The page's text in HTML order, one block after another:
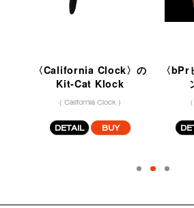
〈California Clock〉の
Kit-Cat Klock
( California Clock )
DETAIL BUY
〈